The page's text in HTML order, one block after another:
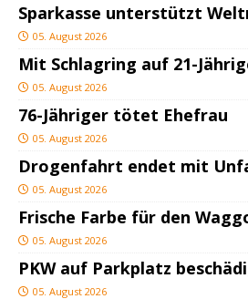
Sparkasse unterstützt
05. August 2026
Mit Schlagring auf 21-
05. August 2026
76-Jähriger tötet Ehefrau
05. August 2026
Drogenfahrt endet mit
05. August 2026
Frische Farbe für den
05. August 2026
PKW auf Parkplatz
05. August 2026